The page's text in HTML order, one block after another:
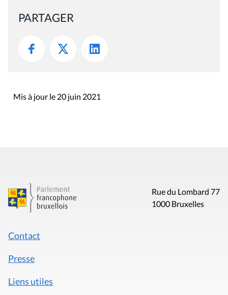
PARTAGER
Mis à jour le 20 juin 2021
Rue du Lombard 77
1000 Bruxelles
Contact
Presse
Liens utiles